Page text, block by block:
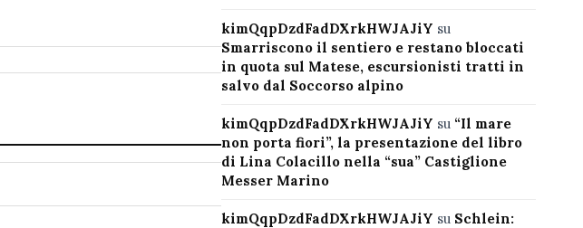
kimQqpDzdFadDXrkHWJAJiY su
Smarriscono il sentiero e restano bloccati
in quota sul Matese, escursionisti tratti in
salvo dal Soccorso alpino
kimQqpDzdFadDXrkHWJAJiY su “Il mare
non porta fiori”, la presentazione del libro
di Lina Colacillo nella “sua” Castiglione
Messer Marino
kimQqpDzdFadDXrkHWJAJiY su Schlein: